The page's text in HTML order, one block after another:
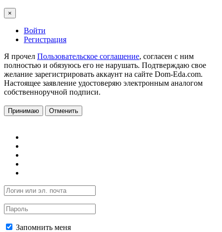
×
Войти
Регистрация
Я прочел Пользовательское соглашение, согласен с ним
полностью и обязуюсь его не нарушать. Подтверждаю свое
желание зарегистрировать аккаунт на сайте Dom-Eda.com.
Настоящее заявление удостоверяю электронным аналогом
собственноручной подписи.
Принимаю Отменить
Запомнить меня